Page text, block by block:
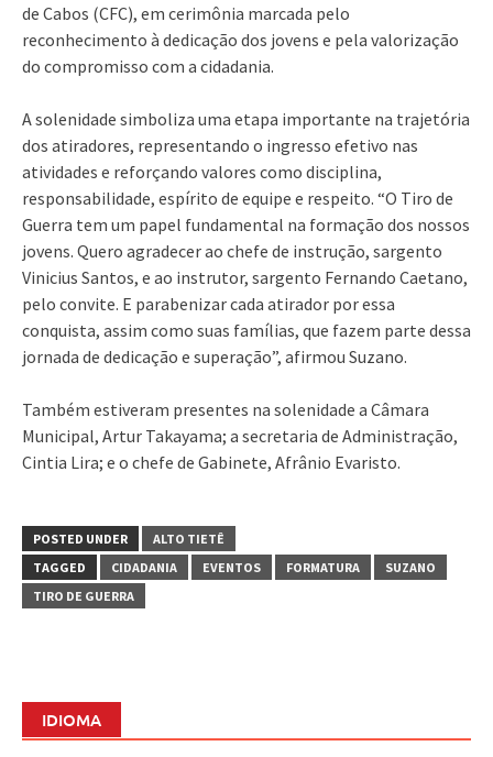
de Cabos (CFC), em cerimônia marcada pelo
reconhecimento à dedicação dos jovens e pela valorização
do compromisso com a cidadania.
A solenidade simboliza uma etapa importante na trajetória
dos atiradores, representando o ingresso efetivo nas
atividades e reforçando valores como disciplina,
responsabilidade, espírito de equipe e respeito. “O Tiro de
Guerra tem um papel fundamental na formação dos nossos
jovens. Quero agradecer ao chefe de instrução, sargento
Vinicius Santos, e ao instrutor, sargento Fernando Caetano,
pelo convite. E parabenizar cada atirador por essa
conquista, assim como suas famílias, que fazem parte dessa
jornada de dedicação e superação”, afirmou Suzano.
Também estiveram presentes na solenidade a Câmara
Municipal, Artur Takayama; a secretaria de Administração,
Cintia Lira; e o chefe de Gabinete, Afrânio Evaristo.
POSTED UNDER
ALTO TIETÊ
TAGGED
CIDADANIA EVENTOS FORMATURA
SUZANO
TIRO DE GUERRA
IDIOMA